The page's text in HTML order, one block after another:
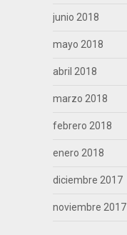
junio 2018
mayo 2018
abril 2018
marzo 2018
febrero 2018
enero 2018
diciembre 2017
noviembre 2017